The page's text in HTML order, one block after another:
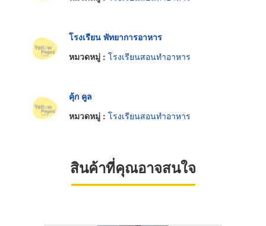
โรงเรียน พัทยาการอาหาร
หมวดหมู่ : โรงเรียนสอนทำอาหาร
คุ้ก คูล
หมวดหมู่ : โรงเรียนสอนทำอาหาร
สินค้าที่คุณอาจสนใจ